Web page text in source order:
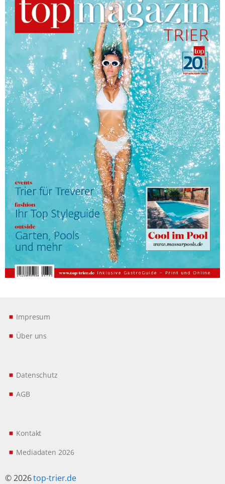
Impresum
Über uns
Datenschutz
AGB
Kontakt
Mediadaten 2026
© 2026top-trier.de